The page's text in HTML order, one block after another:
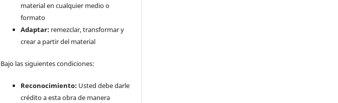
material en cualquier medio o
formato
Adaptar: remezclar, transformar y
crear a partir del material
Bajo las siguientes condiciones:
Reconocimiento: Usted debe darle
crédito a esta obra de manera